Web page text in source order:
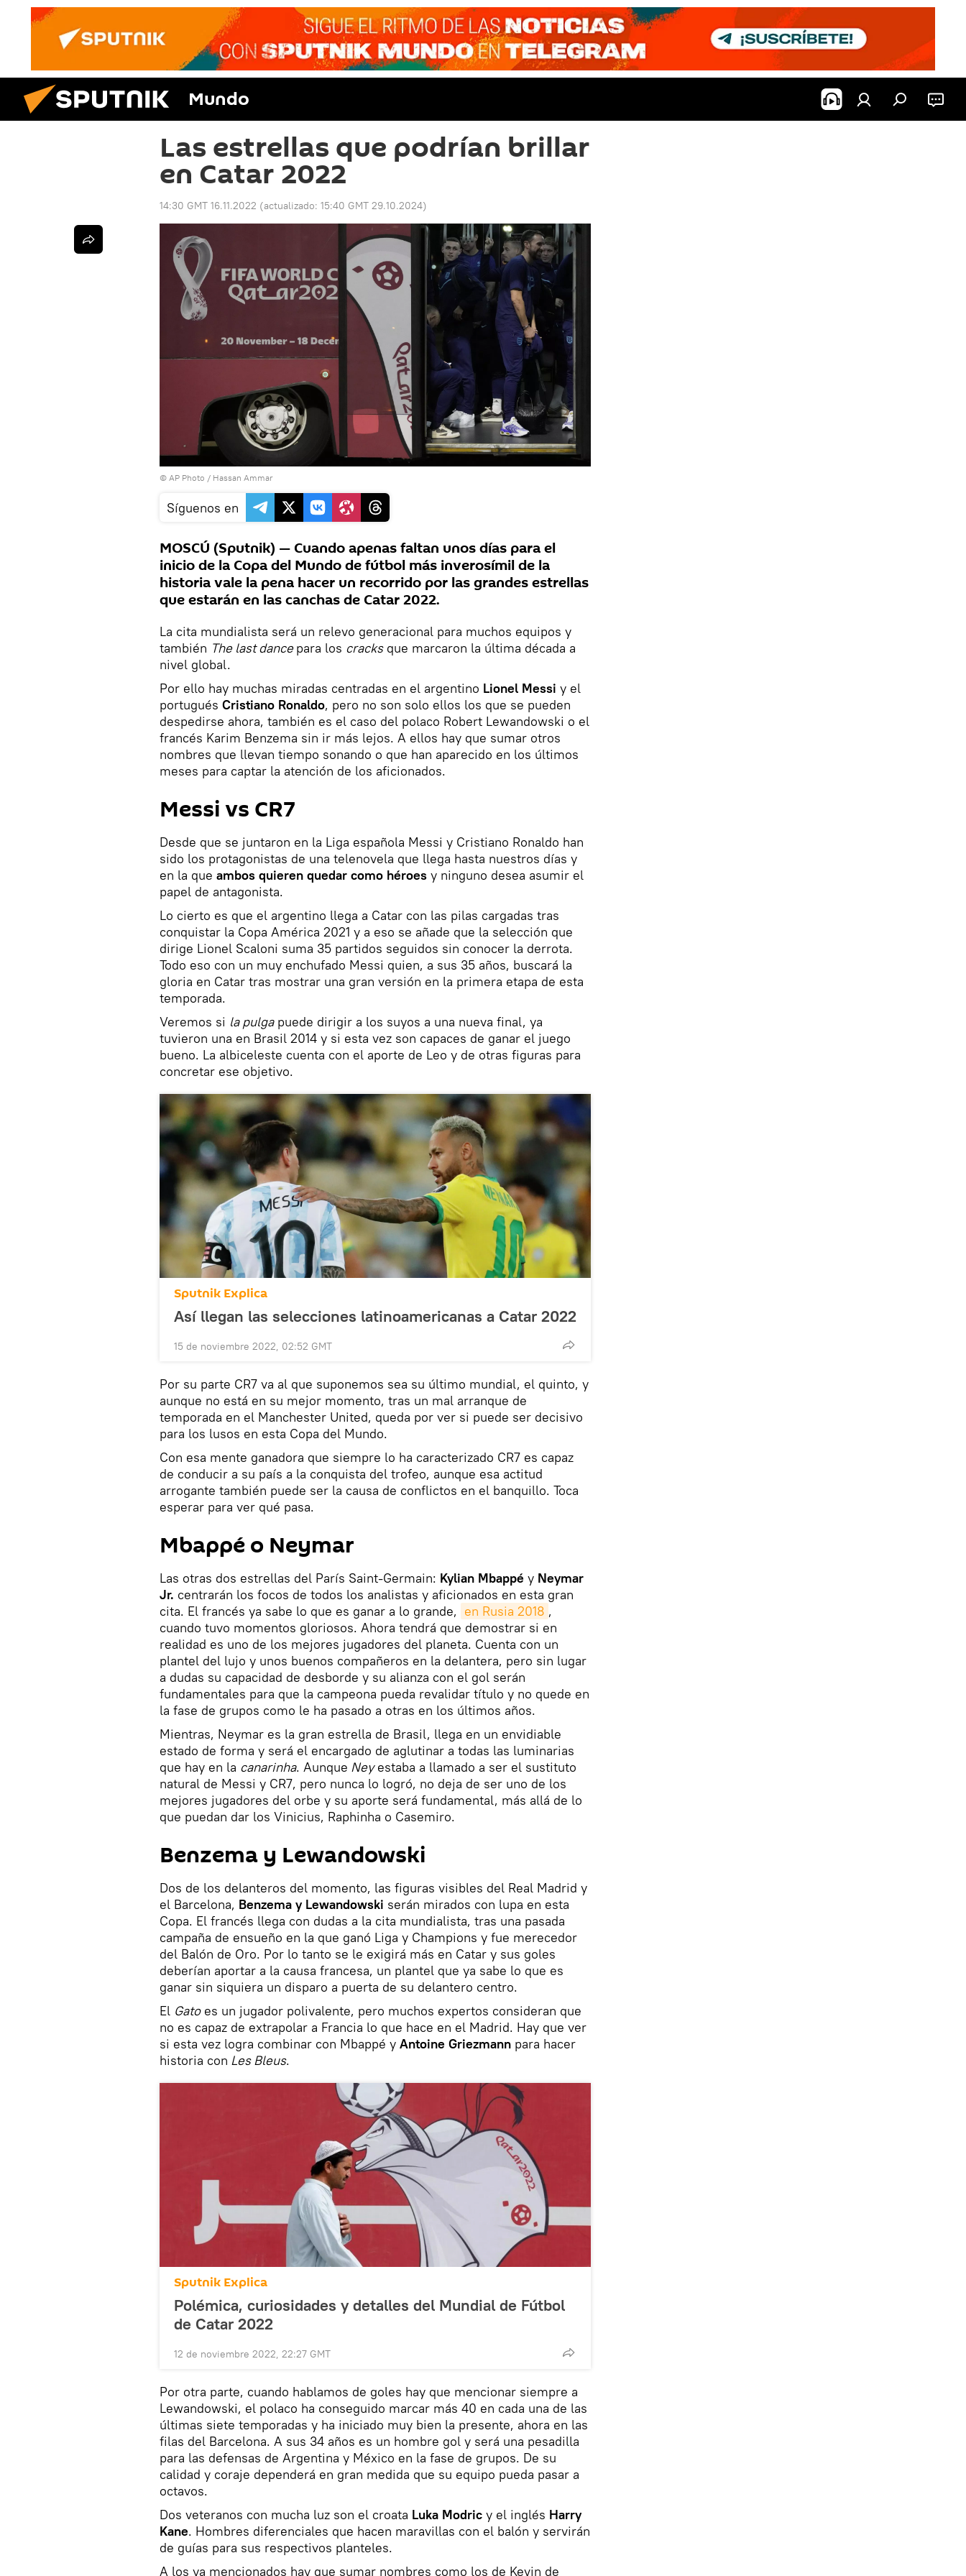
Mundo
Las estrellas que podrían brillar
en Catar 2022
14:30 GMT 16.11.2022 (actualizado: 15:40 GMT 29.10.2024)
© AP Photo / Hassan Ammar
Síguenos en
MOSCÚ (Sputnik) — Cuando apenas faltan unos días para el
inicio de la Copa del Mundo de fútbol más inverosímil de la
historia vale la pena hacer un recorrido por las grandes estrellas
que estarán en las canchas de Catar 2022.
La cita mundialista será un relevo generacional para muchos equipos y
también The last dancepara los cracksque marcaron la última década a
nivel global.
Por ello hay muchas miradas centradas en el argentino Lionel Messi y el
portugués Cristiano Ronaldo, pero no son solo ellos los que se pueden
despedirse ahora, también es el caso del polaco Robert Lewandowski o el
francés Karim Benzema sin ir más lejos. A ellos hay que sumar otros
nombres que llevan tiempo sonando o que han aparecido en los últimos
meses para captar la atención de los aficionados.
Messi vs CR7
Desde que se juntaron en la Liga española Messi y Cristiano Ronaldo han
sido los protagonistas de una telenovela que llega hasta nuestros días y
en la que ambos quieren quedar como héroes y ninguno desea asumir el
papel de antagonista.
Lo cierto es que el argentino llega a Catar con las pilas cargadas tras
conquistar la Copa América 2021 y a eso se añade que la selección que
dirige Lionel Scaloni suma 35 partidos seguidos sin conocer la derrota.
Todo eso con un muy enchufado Messi quien, a sus 35 años, buscará la
gloria en Catar tras mostrar una gran versión en la primera etapa de esta
temporada.
Veremos si la pulgapuede dirigir a los suyos a una nueva final, ya
tuvieron una en Brasil 2014 y si esta vez son capaces de ganar el juego
bueno. La albiceleste cuenta con el aporte de Leo y de otras figuras para
concretar ese objetivo.
Sputnik Explica
Así llegan las selecciones latinoamericanas a Catar 2022
15 de noviembre 2022, 02:52 GMT
Por su parte CR7 va al que suponemos sea su último mundial, el quinto, y
aunque no está en su mejor momento, tras un mal arranque de
temporada en el Manchester United, queda por ver si puede ser decisivo
para los lusos en esta Copa del Mundo.
Con esa mente ganadora que siempre lo ha caracterizado CR7 es capaz
de conducir a su país a la conquista del trofeo, aunque esa actitud
arrogante también puede ser la causa de conflictos en el banquillo. Toca
esperar para ver qué pasa.
Mbappé o Neymar
Las otras dos estrellas del París Saint-Germain: Kylian Mbappé y Neymar
Jr. centrarán los focos de todos los analistas y aficionados en esta gran
cita. El francés ya sabe lo que es ganar a lo grande, en Rusia 2018 ,
cuando tuvo momentos gloriosos. Ahora tendrá que demostrar si en
realidad es uno de los mejores jugadores del planeta. Cuenta con un
plantel del lujo y unos buenos compañeros en la delantera, pero sin lugar
a dudas su capacidad de desborde y su alianza con el gol serán
fundamentales para que la campeona pueda revalidar título y no quede en
la fase de grupos como le ha pasado a otras en los últimos años.
Mientras, Neymar es la gran estrella de Brasil, llega en un envidiable
estado de forma y será el encargado de aglutinar a todas las luminarias
que hay en la canarinha. Aunque Neyestaba a llamado a ser el sustituto
natural de Messi y CR7, pero nunca lo logró, no deja de ser uno de los
mejores jugadores del orbe y su aporte será fundamental, más allá de lo
que puedan dar los Vinicius, Raphinha o Casemiro.
Benzema y Lewandowski
Dos de los delanteros del momento, las figuras visibles del Real Madrid y
el Barcelona, Benzema y Lewandowski serán mirados con lupa en esta
Copa. El francés llega con dudas a la cita mundialista, tras una pasada
campaña de ensueño en la que ganó Liga y Champions y fue merecedor
del Balón de Oro. Por lo tanto se le exigirá más en Catar y sus goles
deberían aportar a la causa francesa, un plantel que ya sabe lo que es
ganar sin siquiera un disparo a puerta de su delantero centro.
El Gatoes un jugador polivalente, pero muchos expertos consideran que
no es capaz de extrapolar a Francia lo que hace en el Madrid. Hay que ver
si esta vez logra combinar con Mbappé y Antoine Griezmann para hacer
historia con Les Bleus.
Sputnik Explica
Polémica, curiosidades y detalles del Mundial de Fútbol
de Catar 2022
12 de noviembre 2022, 22:27 GMT
Por otra parte, cuando hablamos de goles hay que mencionar siempre a
Lewandowski, el polaco ha conseguido marcar más 40 en cada una de las
últimas siete temporadas y ha iniciado muy bien la presente, ahora en las
filas del Barcelona. A sus 34 años es un hombre gol y será una pesadilla
para las defensas de Argentina y México en la fase de grupos. De su
calidad y coraje dependerá en gran medida que su equipo pueda pasar a
octavos.
Dos veteranos con mucha luz son el croata Luka Modric y el inglés Harry
Kane. Hombres diferenciales que hacen maravillas con el balón y servirán
de guías para sus respectivos planteles.
A los ya mencionados hay que sumar nombres como los de Kevin de